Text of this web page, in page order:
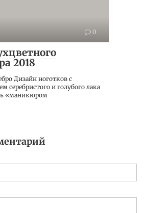
0
2018
Дизайн ноготков с
серебристого и голубого лака
«маникюром